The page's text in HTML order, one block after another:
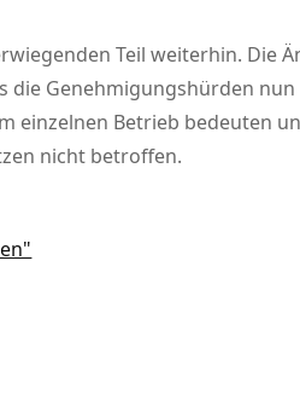
Teil weiterhin. Die
die Genehmigungshürden
einzelnen Betrieb bedeuten
nicht betroffen.